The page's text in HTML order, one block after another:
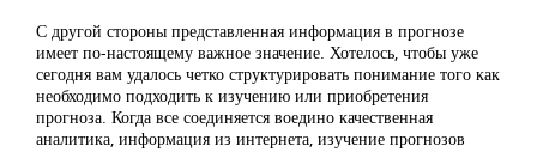
С другой стороны представленная информация в прогнозе
имеет по-настоящему важное значение. Хотелось, чтобы уже
сегодня вам удалось четко структурировать понимание того как
необходимо подходить к изучению или приобретения
прогноза. Когда все соединяется воедино качественная
аналитика, информация из интернета, изучение прогнозов